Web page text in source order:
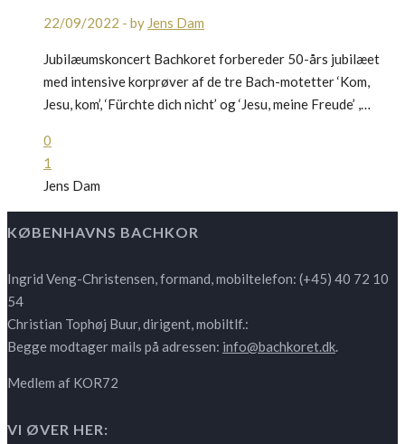
22/09/2022 - by Jens Dam
Jubilæumskoncert Bachkoret forbereder 50-års jubilæet
med intensive korprøver af de tre Bach-motetter ‘Kom,
Jesu, kom’, ‘Fürchte dich nicht’ og ‘Jesu, meine Freude’ ,…
0
1
Jens Dam
KØBENHAVNS BACHKOR
Ingrid Veng-Christensen, formand, mobiltelefon: (+45) 40 72 10
54
Christian Tophøj Buur, dirigent, mobiltlf.:
Begge modtager mails på adressen: info@bachkoret.dk.
Medlem af KOR72
VI ØVER HER: